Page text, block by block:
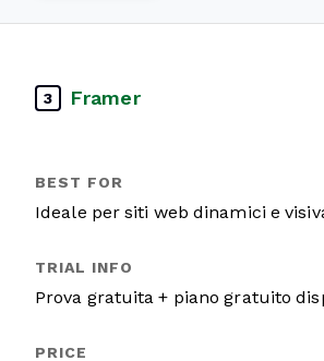
3 Framer
Ideale per siti web dinamici e
Prova gratuita + piano gratuito